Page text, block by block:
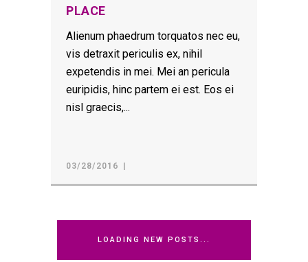
PLACE
Alienum phaedrum torquatos nec eu,
vis detraxit periculis ex, nihil
expetendis in mei. Mei an pericula
euripidis, hinc partem ei est. Eos ei
nisl graecis,...
03/28/2016
LOADING NEW POSTS...